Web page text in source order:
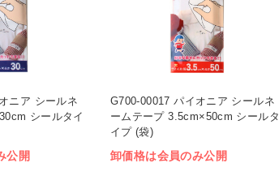
ニア シールネ
シールタイ
公開
G700-00017 パイオニア シールネ
ームテープ 3.5cm×50cm シールタ
イプ (袋)
卸価格は会員のみ公開